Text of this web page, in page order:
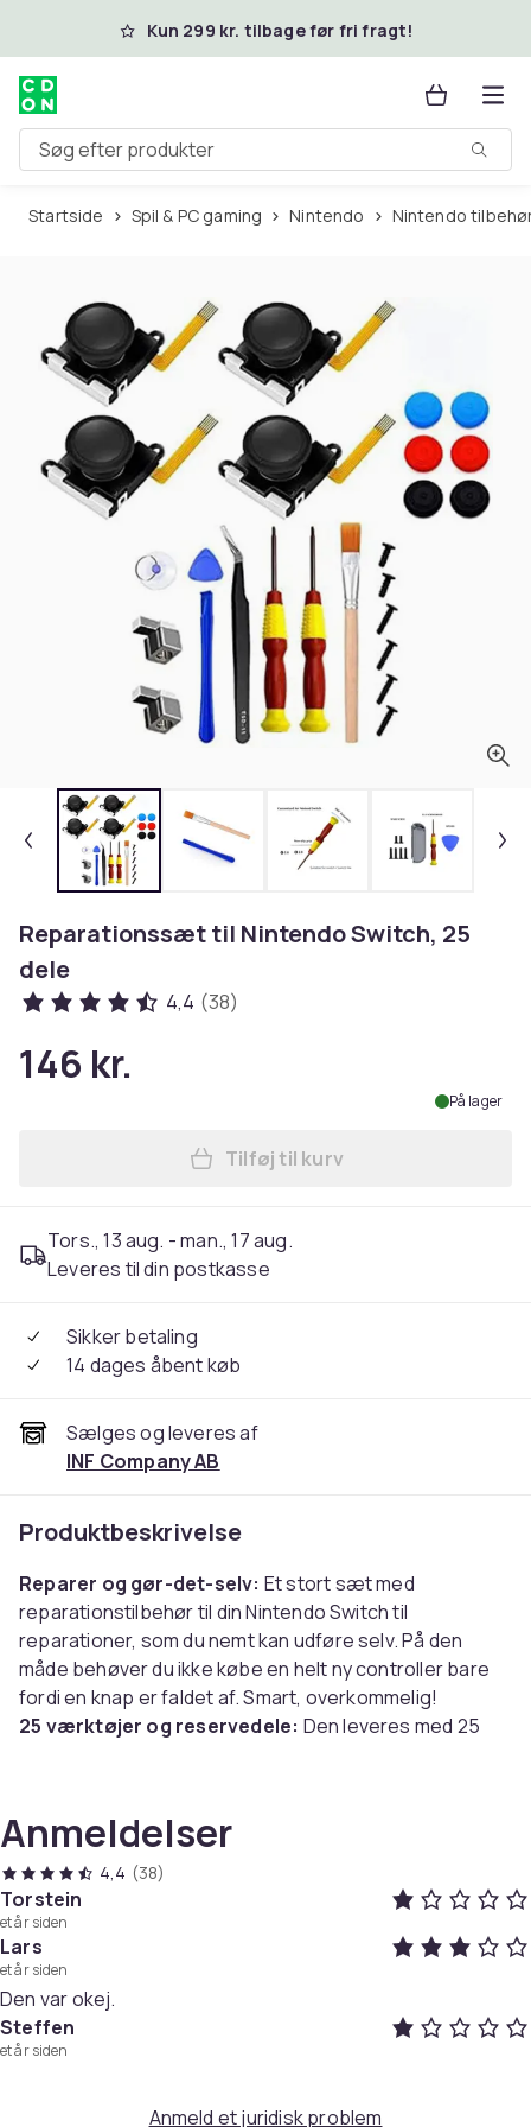
Spring til hovedindhold
Kun 299 kr. tilbage før fri fragt!
Søg efter produkter
Startside Spil & PC gaming Nintendo Nintendo
Reparationssæt til Nintendo Switch, 25
dele
4,4 (38)
146 kr.
På lager
Læg Reparationssæt til
Tilføj til kurv
Tors., 13 aug. - man., 17 aug.
Leveres til din postkasse
Sikker betaling
14 dages åbent køb
Sælges og leveres af
INF Company AB
Produktbeskrivelse
Reparer og gør-det-selv: Et stort sæt med
reparationstilbehør til din Nintendo Switch til
reparationer, som du nemt kan udføre selv. På den
måde behøver du ikke købe en helt ny controller bare
fordi en knap er faldet af. Smart, overkommelig!
25 værktøjer og reservedele: Den leveres med 25
Pakken indeholder:
4 x erstatningsjoystick
2 x spænde til lynlås
1 x Magnetisk Y-skruetrækker
1 x Magnetisk + triwing skruetrækker
4 x udskiftningsskruer, Y
2 x erstatningsskruer, +
Anmeldelser
4,4 (38)
Torstein
et år siden
Lars
et år siden
Den var okej.
Steffen
et år siden
Anmeld et juridisk problem